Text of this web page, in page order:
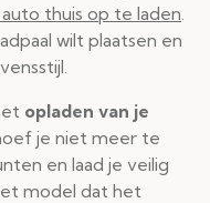
thuis op te laden
wilt plaatsen en
opladen van je
je niet meer te
en laad je veilig
model dat het